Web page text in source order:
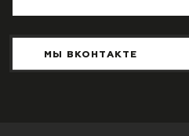
МЫ ВКОНТАКТЕ